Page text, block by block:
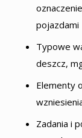
pojazdami
Typowe
deszcz,
Elementy
Zadania i